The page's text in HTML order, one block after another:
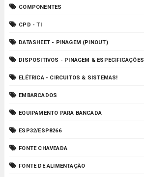
COMPONENTES
CPD - TI
DATASHEET - PINAGEM (PINOUT)
DISPOSITIVOS - PINAGEM & ESPECIFICAÇÕES
ELÉTRICA - CIRCUITOS & SISTEMAS!
EMBARCADOS
EQUIPAMENTO PARA BANCADA
ESP32/ESP8266
FONTE CHAVEADA
FONTE DE ALIMENTAÇÃO